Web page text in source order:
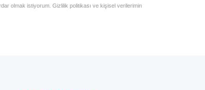
olmak istiyorum. Gizlilik politikası ve kişisel verilerimin